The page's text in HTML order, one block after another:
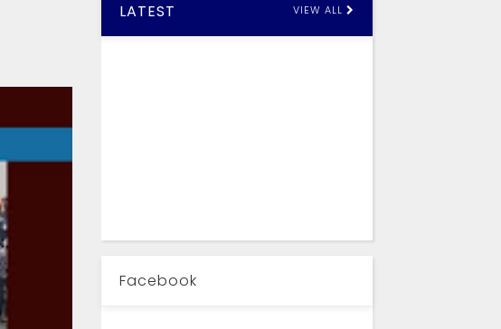
LATEST VIEW ALL
Facebook